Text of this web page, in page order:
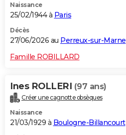
Naissance
25/02/1944 à Paris
Décès
27/06/2026 au Perreux-sur-Marne
Famille ROBILLARD
Ines ROLLERI (97 ans)
Créer une cagnotte obsèques
Naissance
21/03/1929 à Boulogne-Billancourt